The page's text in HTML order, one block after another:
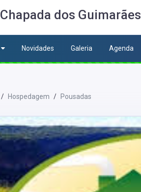
Chapada dos Guimarães
Novidades Galeria Agenda
Hospedagem Pousadas